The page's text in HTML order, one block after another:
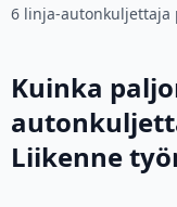
6 linja-autonkuljettaja
Kuinka
Liikenne